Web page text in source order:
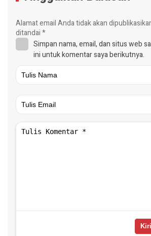
Alamat email Anda tidak akan
ditandai*
Simpan nama, email, dan situs web
ini untuk komentar saya berikutnya.